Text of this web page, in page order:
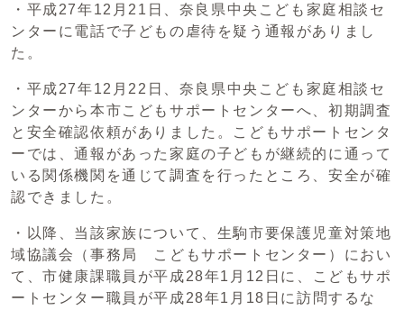
・平成27年12月21日、奈良県中央こども家庭相談セ
ンターに電話で子どもの虐待を疑う通報がありまし
た。
・平成27年12月22日、奈良県中央こども家庭相談セ
ンターから本市こどもサポートセンターへ、初期調査
と安全確認依頼がありました。こどもサポートセンタ
ーでは、通報があった家庭の子どもが継続的に通って
いる関係機関を通じて調査を行ったところ、安全が確
認できました。
・以降、当該家族について、生駒市要保護児童対策地
域協議会（事務局 こどもサポートセンター）におい
て、市健康課職員が平成28年1月12日に、こどもサポ
ートセンター職員が平成28年1月18日に訪問するな